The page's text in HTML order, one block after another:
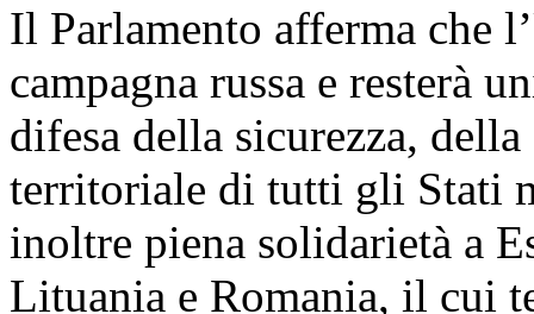
Il Parlamento afferma che
campagna russa e resterà
difesa della sicurezza,
territoriale di tutti gli Stati
inoltre piena solidarietà a
Lituania e Romania, il cui